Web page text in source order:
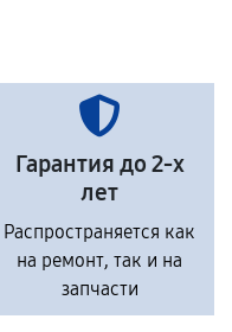
Гарантия до 2-х
лет
Распространяется как
на ремонт, так и на
запчасти